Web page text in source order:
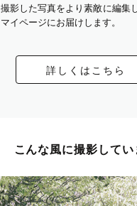
撮影した写真をより素敵に編集
マイページにお届けします。
詳しくはこちら
こんな風に撮影してい